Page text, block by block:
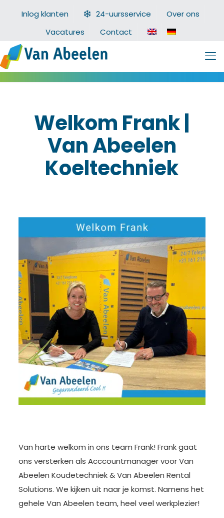
Inlog klanten 24-uursservice
Over ons
Vacatures
Contact
Welkom Frank |
Van Abeelen
Koeltechniek
Van harte welkom in ons team Frank! Frank gaat
ons versterken als Acccountmanager voor Van
Abeelen Koudetechniek & Van Abeelen Rental
Solutions. We kijken uit naar je komst. Namens het
gehele Van Abeelen team, heel veel werkplezier!